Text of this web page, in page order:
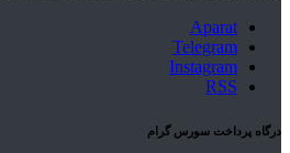
Aparat
Telegram
Instagram
RSS
درگاه پرداخت سورس گرام